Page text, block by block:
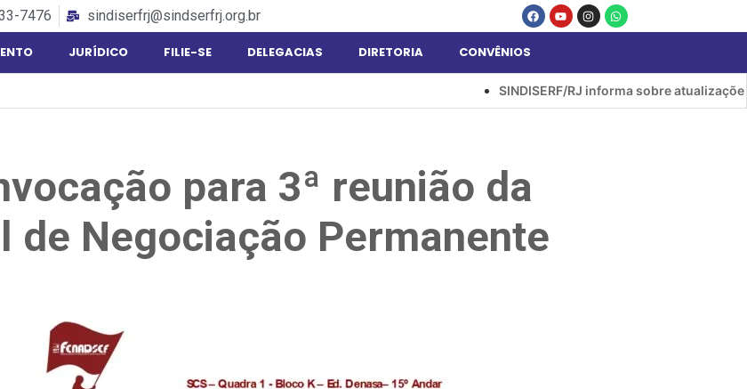
7476 sindiserfrj@sindserfrj.org.br
SINDISERF/RJ informa sobre atualizações
JURÍDICO FILIE-SE DELEGACIAS DIRETORIA CONVÊNIOS
para 3ª reunião da
de Negociação Permanente